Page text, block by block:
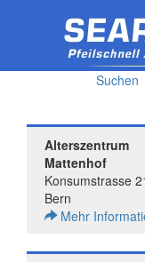
Suchen
Alterszentrum
Mattenhof
Konsumstrasse
Bern
Mehr